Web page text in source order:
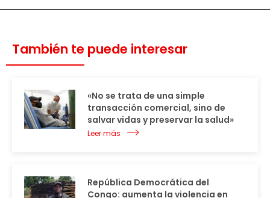
También te puede interesar
«No se trata de una simple
transacción comercial, sino de
salvar vidas y preservar la salud»
Leer más
República Democrática del
Congo: aumenta la violencia en